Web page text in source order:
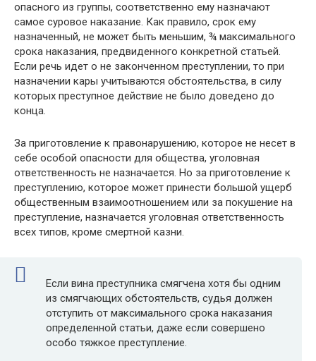
опасного из группы, соответственно ему назначают
самое суровое наказание. Как правило, срок ему
назначенный, не может быть меньшим, ¾ максимального
срока наказания, предвиденного конкретной статьей.
Если речь идет о не законченном преступлении, то при
назначении кары учитываются обстоятельства, в силу
которых преступное действие не было доведено до
конца.
За приготовление к правонарушению, которое не несет в
себе особой опасности для общества, уголовная
ответственность не назначается. Но за приготовление к
преступлению, которое может принести большой ущерб
общественным взаимоотношением или за покушение на
преступление, назначается уголовная ответственность
всех типов, кроме смертной казни.
Если вина преступника смягчена хотя бы одним
из смягчающих обстоятельств, судья должен
отступить от максимального срока наказания
определенной статьи, даже если совершено
особо тяжкое преступление.